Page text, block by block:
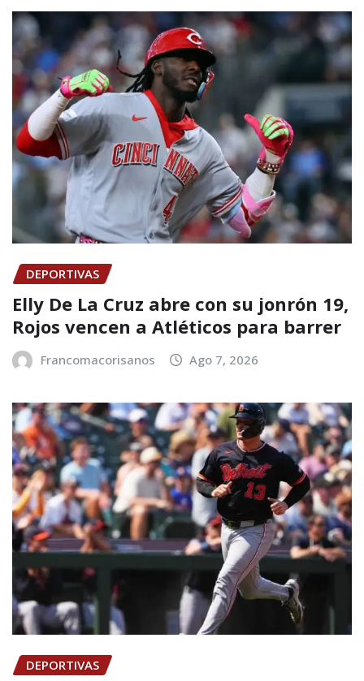
DEPORTIVAS
Elly De La Cruz abre con su jonrón 19,
Rojos vencen a Atléticos para barrer
Francomacorisanos Ago 7, 2026
DEPORTIVAS